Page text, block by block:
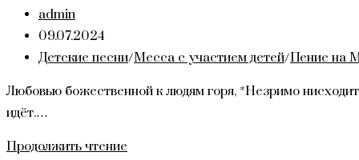
Автор
записи:
admin
Запись
опубликована:
09.07.2024
Рубрика
Детские песни/Месса с участием детей/Пение на
Любовью божественной к людям горя, *Незримо
идёт.…
Продолжить чтение